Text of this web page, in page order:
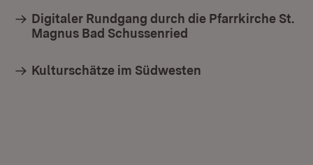
Digitaler Rundgang durch die Pfarrkirche St.
Magnus Bad Schussenried
Kulturschätze im Südwesten